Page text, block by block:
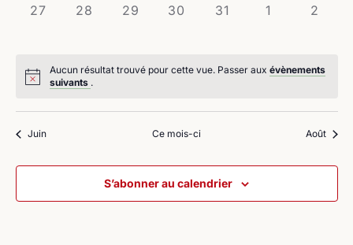
0
27
0
28
0
29
0
30
0
31
0
1
0
2
Aucun résultat trouvé pour cette vue. Passer aux évènements
suivants .
Juin Ce mois-ci Août
S’abonner au calendrier